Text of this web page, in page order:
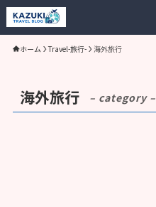
ホーム Travel-旅行- 海外旅行
海外旅行 – category –